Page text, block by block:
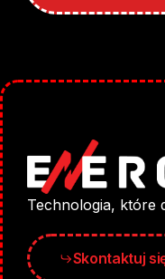
Technologia, które
Skontaktuj